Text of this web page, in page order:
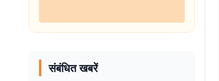
संबंधित खबरें